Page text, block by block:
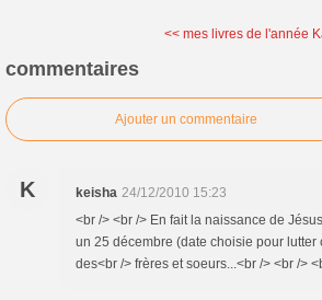
<< mes livres de l'année
commentaires
Ajouter un commentaire
K keisha 24/12/2010 15:23
<br /> <br /> En fait la naissance de
un 25 décembre (date choisie pour
des<br /> frères et soeurs...<br /> <br />